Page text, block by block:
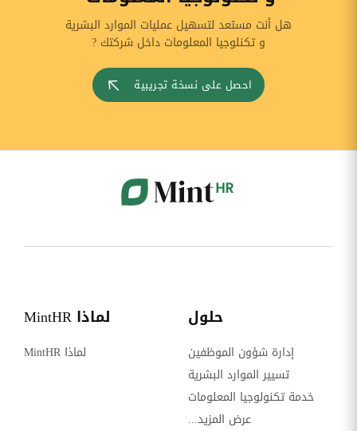
هل أنت مستعد لتسهيل عمليات الموارد البشرية
و تكنلوجيا المعلومات داخل شركتك ?
احصل على نسخة تجريبية
حلول
إدارة شؤون الموظفين
تسيير الموارد البشرية
خدمة تكنولوجيا المعلومات
عرض المزيد...
لماذا MintHR
لماذا MintHR